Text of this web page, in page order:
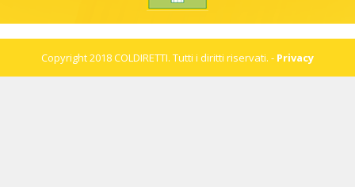
Copyright 2018 COLDIRETTI. Tutti i diritti riservati. - Privacy